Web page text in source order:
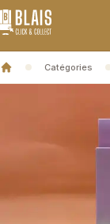
Blais Collect
Accueil
Catégories